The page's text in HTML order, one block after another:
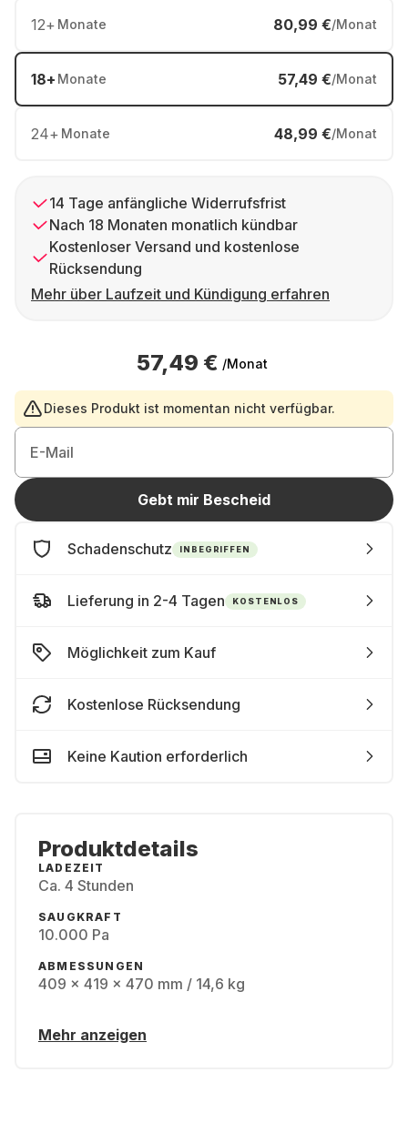
12+ Monate 80,99 €/Monat
18+ Monate 57,49 €/Monat
24+ Monate 48,99 €/Monat
14 Tage anfängliche Widerrufsfrist
Nach 18 Monaten monatlich kündbar
Kostenloser Versand und kostenlose
Rücksendung
Mehr über Laufzeit und Kündigung erfahren
57,49 € /Monat
Dieses Produkt ist momentan nicht verfügbar.
E-Mail
Gebt mir Bescheid
Schadenschutz INBEGRIFFEN
Lieferung in 2-4 Tagen KOSTENLOS
Möglichkeit zum Kauf
Kostenlose Rücksendung
Keine Kaution erforderlich
Produktdetails
LADEZEIT
Ca. 4 Stunden
SAUGKRAFT
10.000 Pa
ABMESSUNGEN
409 x 419 x 470 mm / 14,6 kg
Mehr anzeigen